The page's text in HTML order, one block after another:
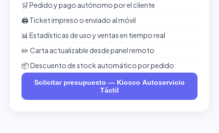
🛒 Pedido y pago autónomo por el cliente
🖨️ Ticket impreso o enviado al móvil
📊 Estadísticas de uso y ventas en tiempo real
✏️ Carta actualizable desde panel remoto
📦 Descuento de stock automático por pedido
Solicitar presupuesto — Kiosco Autoservicio
Táctil